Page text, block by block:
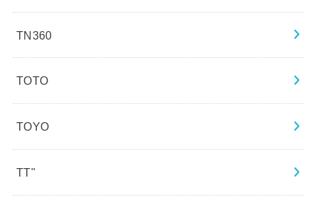
TN360
TOTO
TOYO
TT"